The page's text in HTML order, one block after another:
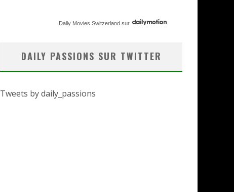
Daily Movies Switzerland sur
DAILY PASSIONS SUR TWITTER
Tweets by daily_passions